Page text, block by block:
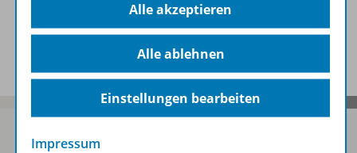
Spar-Pakete
Alle akzeptieren
Alle ablehnen
Einstellungen bearbeiten
Impressum